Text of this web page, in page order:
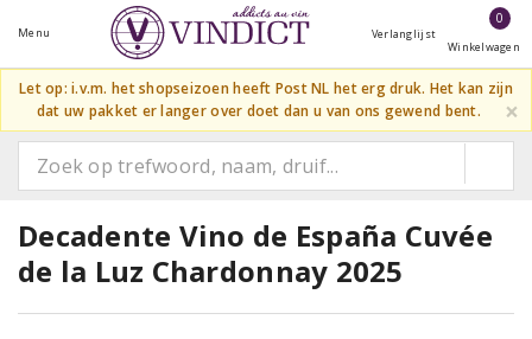
Menu Verlanglijst
0
Winkelwagen
Let op: i.v.m. het shopseizoen heeft Post NL het erg druk. Het kan zijn
dat uw pakket er langer over doet dan u van ons gewend bent.
×
Decadente Vino de España Cuvée
de la Luz Chardonnay 2025